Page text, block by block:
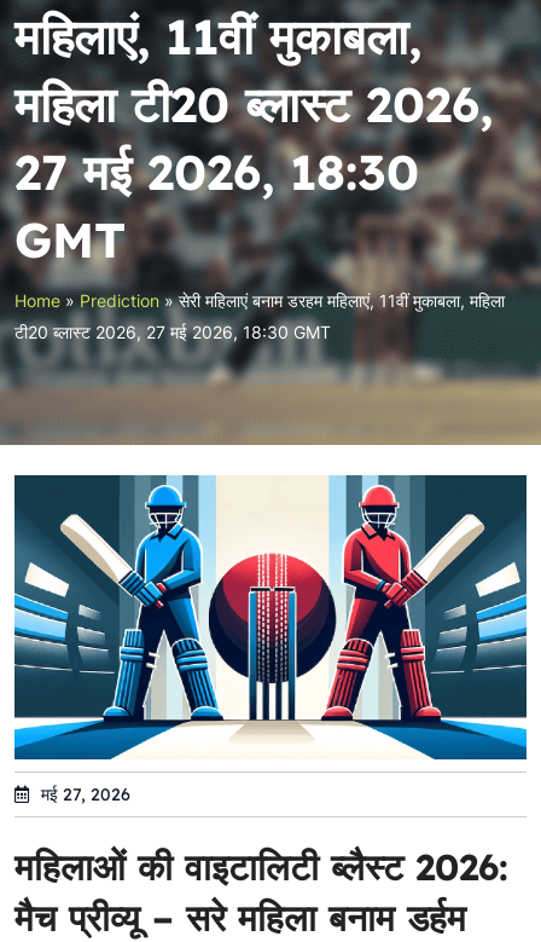
महिलाएं, 11वीं मुकाबला,
महिला टी20 ब्लास्ट 2026,
27 मई 2026, 18:30
GMT
Home » Prediction»सेरी महिलाएं बनाम डरहम महिलाएं, 11वीं मुकाबला, महिला
टी20 ब्लास्ट 2026, 27 मई 2026, 18:30 GMT
मई 27, 2026
महिलाओं की वाइटालिटी ब्लैस्ट 2026:
मैच प्रीव्यू – सरे महिला बनाम डर्हम